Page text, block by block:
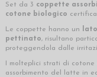
Set da 3 coppette
cotone biologico
Le coppette hanno un
pettinato, risultano
proteggendola dalle
I molteplici strati di
assorbimento del latte in